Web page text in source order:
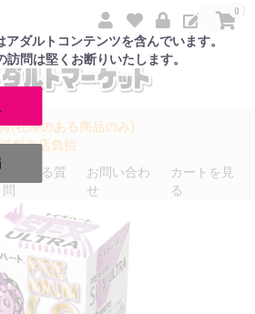
ダルトコンテンツを含んでいます。
訪問は堅くお断りいたします。
0
(在庫のある商品のみ)
送料当店負担
よくある質
問
お問い合わ
せ
カートを見
る